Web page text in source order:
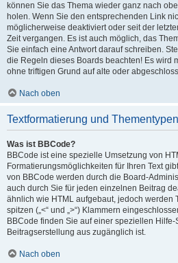
können Sie das Thema wieder ganz nach
holen. Wenn Sie den entsprechenden Link
möglicherweise deaktiviert oder seit der
Zeit vergangen. Es ist auch möglich, das
Sie einfach eine Antwort darauf schreiben.
die Regeln dieses Boards beachten! Es wird
ohne triftigen Grund auf alte oder
Nach oben
Textformatierung und Thementypen
Was ist BBCode?
BBCode ist eine spezielle Umsetzung von
Formatierungsmöglichkeiten für Ihren Text
von BBCode werden durch die Board-
auch durch Sie für jeden einzelnen Beitrag
ähnlich wie HTML aufgebaut, jedoch werden
spitzen („<“ und „>“) Klammern
BBCode finden Sie auf einer speziellen
Beitragserstellung aus zugänglich ist.
Nach oben